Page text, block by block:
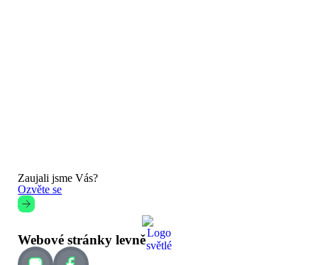
Zaujali jsme Vás?
Ozvěte se
Webové stránky levně